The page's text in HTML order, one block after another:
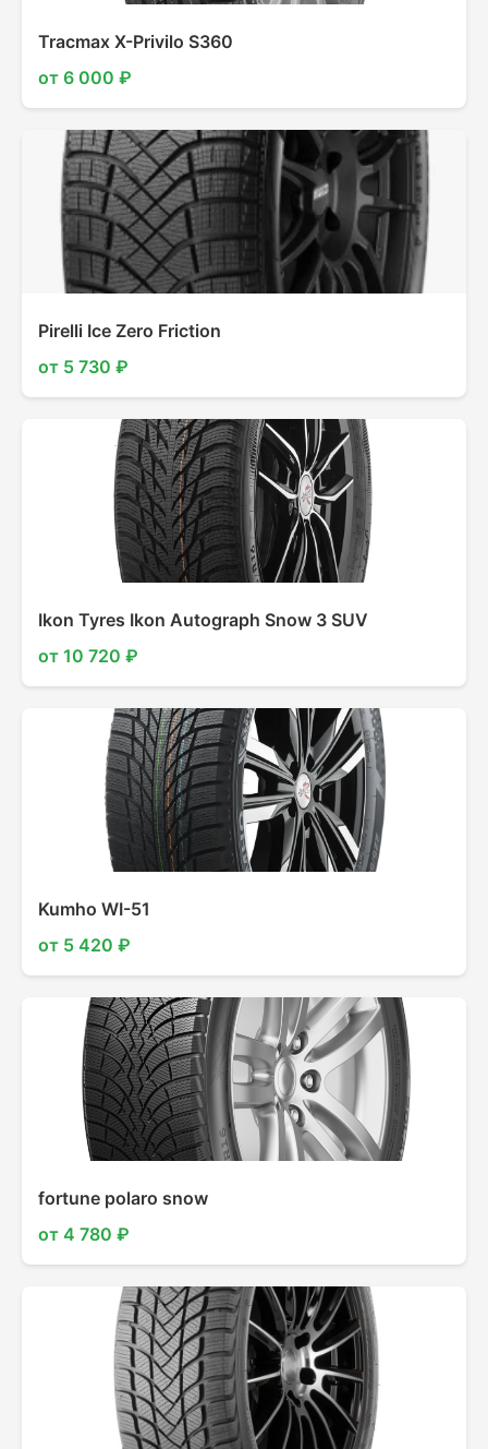
Tracmax X-Privilo S360
от 6 000 ₽
Pirelli Ice Zero Friction
от 5 730 ₽
Ikon Tyres Ikon Autograph Snow 3 SUV
от 10 720 ₽
Kumho WI-51
от 5 420 ₽
fortune polaro snow
от 4 780 ₽